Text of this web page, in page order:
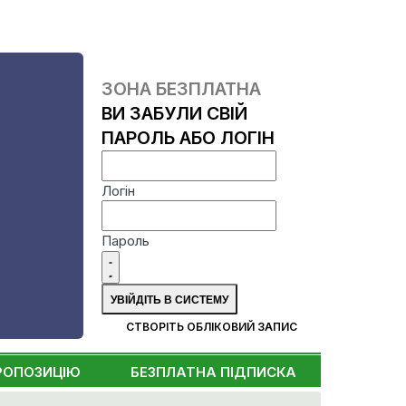
ЗОНА БЕЗПЛАТНА
ВИ ЗАБУЛИ СВІЙ
ПАРОЛЬ АБО ЛОГІН
Логін
Пароль
СТВОРІТЬ ОБЛІКОВИЙ ЗАПИС
БЕЗПЛАТНА ПІДПИСКА